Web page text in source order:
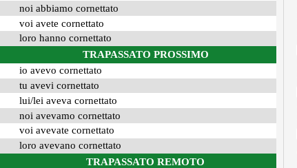
noi abbiamo cornettato
voi avete cornettato
loro hanno cornettato
TRAPASSATO PROSSIMO
io avevo cornettato
tu avevi cornettato
lui/lei aveva cornettato
noi avevamo cornettato
voi avevate cornettato
loro avevano cornettato
TRAPASSATO REMOTO